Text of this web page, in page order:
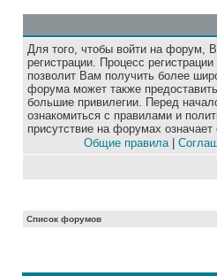
Для того, чтобы войти на форум,
регистрации. Процесс
позволит Вам получить более
форума может также
большие привилегии. Перед
ознакомиться с правилами и
присутствие на форумах означает
Общие правила|
Список форумов